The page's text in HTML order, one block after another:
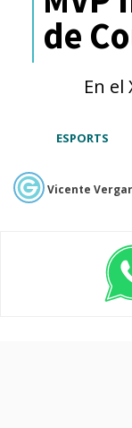
digital
seguir
MVP
en torno
gamer
de
En el
ESPORTS
Vicente